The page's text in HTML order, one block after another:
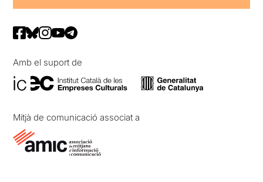
Amb el suport de
Mitjà de comunicació associat a